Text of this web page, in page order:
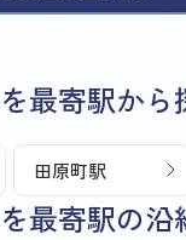
最寄駅から
田原町駅
最寄駅の沿